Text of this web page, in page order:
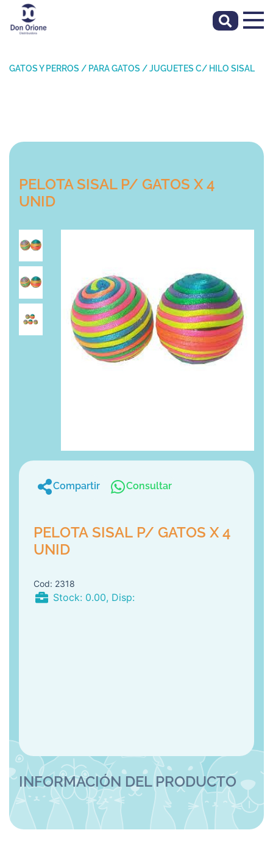
GATOS Y PERROS / PARA GATOS /JUGUETES C/ HILO SISAL
PELOTA SISAL P/ GATOS X 4
UNID
PELOTA SISAL P/ GATOS X 4
UNID
2318
Stock: 0.00, Disp: